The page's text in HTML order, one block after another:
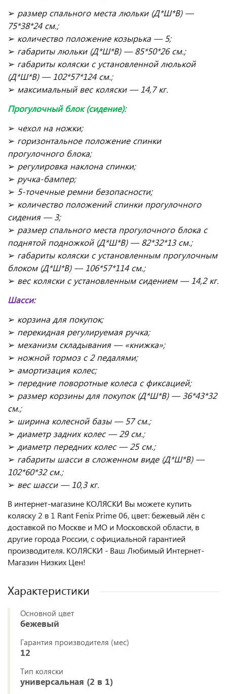
➢ размер спального места люльки (Д*Ш*В) —
75*38*24 см.;
➢ количество положение козырька — 5;
➢ габариты люльки (Д*Ш*В) — 85*50*26 см.;
➢ габариты коляски с установленной люлькой
(Д*Ш*В) — 102*57*124 см.;
➢ максимальный вес коляски — 14,7 кг.
Прогулочный блок (сидение):
➢ чехол на ножки;
➢ горизонтальное положение спинки
прогулочного блока;
➢ регулировка наклона спинки;
➢ ручка-бампер;
➢ 5-точечные ремни безопасности;
➢ количество положений спинки прогулочного
сидения — 3;
➢ размер спального места прогулочного блока с
поднятой подножкой (Д*Ш*В) — 82*32*13 см.;
➢ габариты коляски с установленным прогулочным
блоком (Д*Ш*В) — 106*57*114 см.;
➢ вес коляски с установленным сидением — 14,2 кг.
Шасси:
➢ корзина для покупок;
➢ перекидная регулируемая ручка;
➢ механизм складывания — «книжка»;
➢ ножной тормоз с 2 педалями;
➢ амортизация колес;
➢ передние поворотные колеса с фиксацией;
➢ размер корзины для покупок (Д*Ш*В) — 36*43*32
см.;
➢ ширина колесной базы — 57 см.;
➢ диаметр задних колес — 29 см.;
➢ диаметр передних колес — 25 см.;
➢ габариты шасси в сложенном виде (Д*Ш*В) —
102*60*32 см.;
➢ вес шасси — 10,3 кг.
В интернет-магазине КОЛЯСКИ Вы можете купить
коляску 2 в 1 Rant Fenix Prime 06, цвет: бежевый лён с
доставкой по Москве и МО и Московской области, в
другие города России, с официальной гарантией
производителя. КОЛЯСКИ - Ваш Любимый Интернет-
Магазин Низких Цен!
Характеристики
Основной цвет
бежевый
Гарантия производителя (мес)
12
Тип коляски
универсальная (2 в 1)